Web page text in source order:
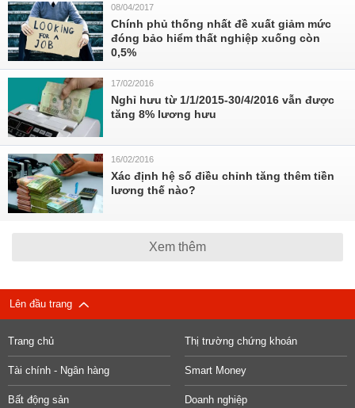
08/04/2017
Chính phủ thống nhất đề xuất giảm mức
đóng bảo hiểm thất nghiệp xuống còn
0,5%
17/02/2016
Nghỉ hưu từ 1/1/2015-30/4/2016 vẫn được
tăng 8% lương hưu
16/02/2016
Xác định hệ số điều chỉnh tăng thêm tiền
lương thế nào?
Xem thêm
Lên đầu trang
Trang chủ Thị trường chứng khoán
Tài chính - Ngân hàng Smart Money
Bất động sản Doanh nghiệp